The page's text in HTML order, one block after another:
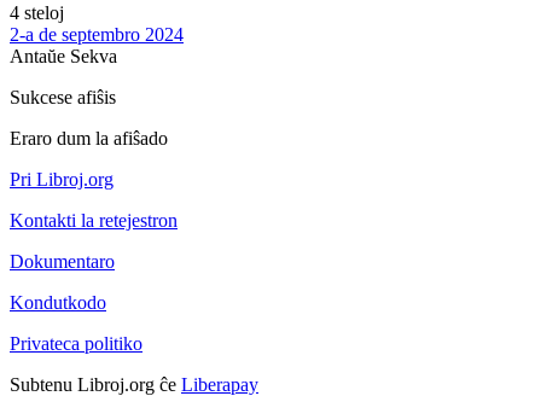
4 steloj
2-a de septembro 2024
Antaŭe Sekva
Sukcese afiŝis
Eraro dum la afiŝado
Pri Libroj.org
Kontakti la retejestron
Dokumentaro
Kondutkodo
Privateca politiko
Subtenu Libroj.org ĉe Liberapay